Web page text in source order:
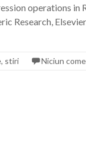
operations in
Research,
, stiri Niciun